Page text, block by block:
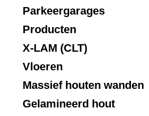
Parkeergarages
Producten
X-LAM (CLT)
Vloeren
Massief houten wanden
Gelamineerd hout